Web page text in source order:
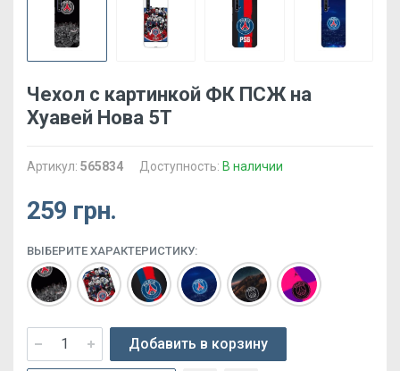
Чехол с картинкой ФК ПСЖ на
Хуавей Нова 5Т
Артикул: 565834 Доступность: В наличии
259 грн.
ВЫБЕРИТЕ ХАРАКТЕРИСТИКУ:
Добавить в корзину